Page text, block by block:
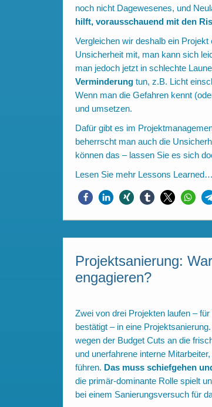
noch nicht Dagewesenes, und
hilft, vorausschauend mit den
Vergleichen wir deshalb ein
Unsicherheit mit, man kann sich
man jedoch jetzt in schlechte
Verminderung tun, z.B. Licht
Wenn man die Gefahren kennt
und umsetzen.
Dafür gibt es im
beherrscht man auch die
können das – lassen Sie es sich
Lesen Sie mehr Lessons Learned…
Projektsanierung:
engagieren?
Zwei von drei Projekten laufen –
bestätigt – in eine
wegen der Budget Cuts an die
und unerfahrene interne
führen. Das muss schiefgehen
die primär-dominante Rolle spielt
bei einem Sanierungsversuch für